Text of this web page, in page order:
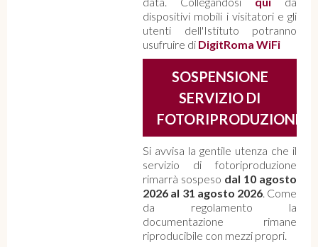
dispositivi mobili i visitatori e gli
utenti dell'Istituto potranno
usufruire di DigitRoma WiFi
SOSPENSIONE
SERVIZIO DI
FOTORIPRODUZIONE
Si avvisa la gentile utenza che il
servizio di fotoriproduzione
rimarrà sospeso dal 10 agosto
2026 al 31 agosto 2026. Come
da regolamento la
documentazione rimane
riproducibile con mezzi propri.